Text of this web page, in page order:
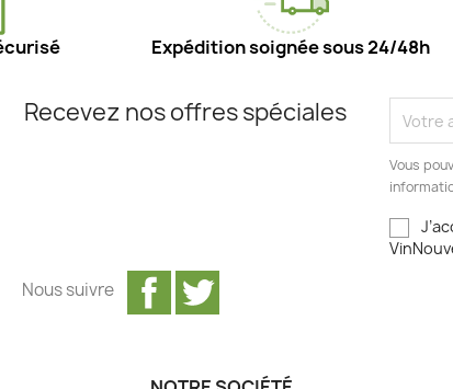
Expédition soignée sous 24/48h
Recevez nos offres spéciales
Vous
Facebook
Nous suivre